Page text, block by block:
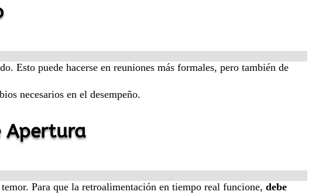
Esto puede hacerse en reuniones más formales, pero también de
necesarios en el desempeño.
Apertura
Para que la retroalimentación en tiempo real funcione, debe